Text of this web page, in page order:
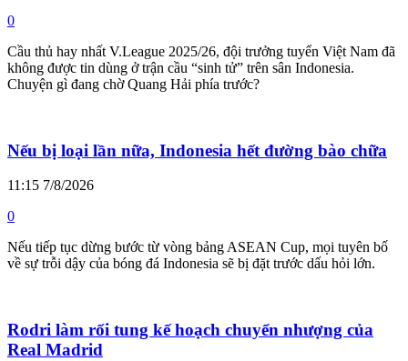
0
Cầu thủ hay nhất V.League 2025/26, đội trưởng tuyển Việt Nam đã
không được tin dùng ở trận cầu “sinh tử” trên sân Indonesia.
Chuyện gì đang chờ Quang Hải phía trước?
Nếu bị loại lần nữa, Indonesia hết đường bào chữa
11:15 7/8/2026
0
Nếu tiếp tục dừng bước từ vòng bảng ASEAN Cup, mọi tuyên bố
về sự trỗi dậy của bóng đá Indonesia sẽ bị đặt trước dấu hỏi lớn.
Rodri làm rối tung kế hoạch chuyển nhượng của
Real Madrid